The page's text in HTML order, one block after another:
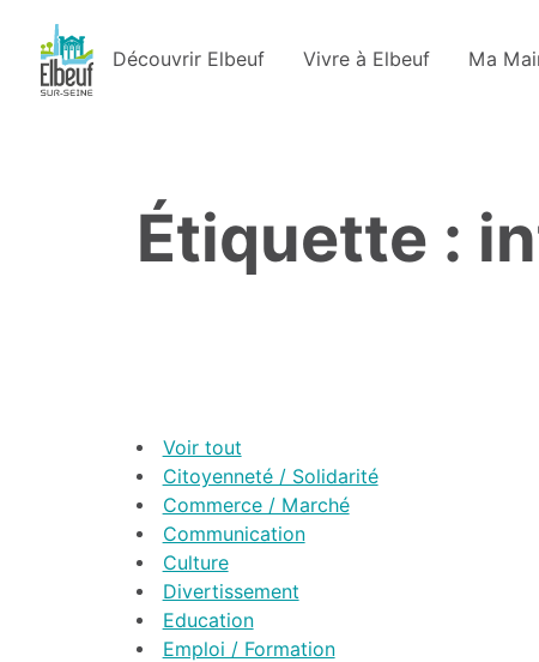
Découvrir Elbeuf Vivre à Elbeuf Ma
Étiquette :
Voir tout
Citoyenneté / Solidarité
Commerce / Marché
Communication
Culture
Divertissement
Education
Emploi / Formation